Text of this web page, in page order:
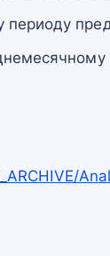
периоду